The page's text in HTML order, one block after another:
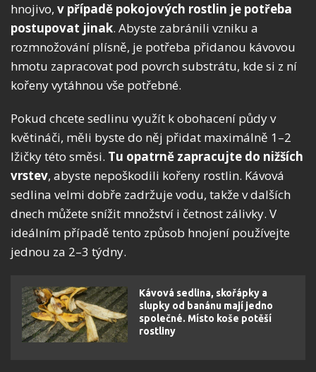
hnojivo, v případě pokojových rostlin je potřeba
postupovat jinak. Abyste zabránili vzniku a
rozmnožování plísně, je potřeba přidanou kávovou
hmotu zapracovat pod povrch substrátu, kde si z ní
kořeny vytáhnou vše potřebné.
Pokud chcete sedlinu využít k obohacení půdy v
květináči, měli byste do něj přidat maximálně 1–2
lžičky této směsi. Tu opatrně zapracujte do nižších
vrstev, abyste nepoškodili kořeny rostlin. Kávová
sedlina velmi dobře zadržuje vodu, takže v dalších
dnech můžete snížit množství i četnost zálivky. V
ideálním případě tento způsob hnojení používejte
jednou za 2–3 týdny.
Kávová sedlina, skořápky a
slupky od banánu mají jedno
společné. Místo koše potěší
rostliny